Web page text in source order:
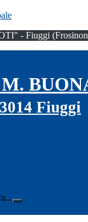
- Fiuggi
Fiuggi